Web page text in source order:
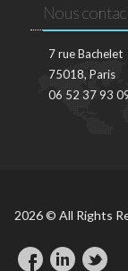
Nous
7 rue Bachelet
75018, Paris
06 52 37 93
2026 © All Rights